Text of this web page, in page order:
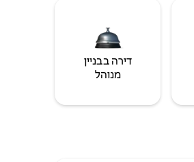
דירה בבניין
מנוהל